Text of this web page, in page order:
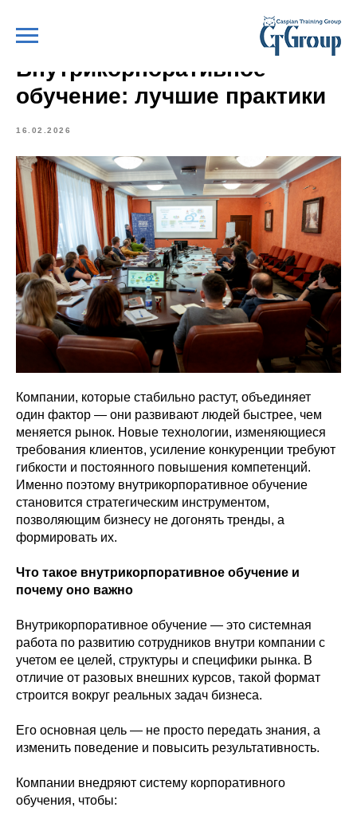
Внутрикорпоративное
обучение: лучшие практики
16.02.2026
Компании, которые стабильно растут, объединяет
один фактор — они развивают людей быстрее, чем
меняется рынок. Новые технологии, изменяющиеся
требования клиентов, усиление конкуренции требуют
гибкости и постоянного повышения компетенций.
Именно поэтому внутрикорпоративное обучение
становится стратегическим инструментом,
позволяющим бизнесу не догонять тренды, а
формировать их.
Что такое внутрикорпоративное обучение и
почему оно важно
Внутрикорпоративное обучение — это системная
работа по развитию сотрудников внутри компании с
учетом ее целей, структуры и специфики рынка. В
отличие от разовых внешних курсов, такой формат
строится вокруг реальных задач бизнеса.
Его основная цель — не просто передать знания, а
изменить поведение и повысить результативность.
Компании внедряют систему корпоративного
обучения, чтобы: